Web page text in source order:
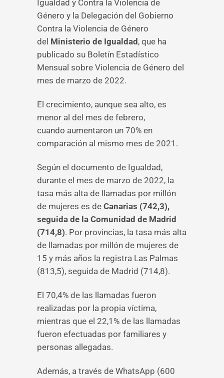
Igualdad y Contra la Violencia de
Género y la Delegación del Gobierno
Contra la Violencia de Género
del Ministerio de Igualdad , que ha
publicado su Boletín Estadístico
Mensual sobre Violencia de Género del
mes de marzo de 2022.
El crecimiento, aunque sea alto, es
menor al del mes de febrero,
cuando aumentaron un 70% en
comparación al mismo mes de 2021.
Según el documento de Igualdad,
durante el mes de marzo de 2022, la
tasa más alta de llamadas por millón
de mujeres es de Canarias (742,3),
seguida de la Comunidad de Madrid
(714,8). Por provincias, la tasa más alta
de llamadas por millón de mujeres de
15 y más años la registra Las Palmas
(813,5), seguida de Madrid (714,8).
El 70,4% de las llamadas fueron
realizadas por la propia víctima,
mientras que el 22,1% de las llamadas
fueron efectuadas por familiares y
personas allegadas.
Además, a través de WhatsApp (600